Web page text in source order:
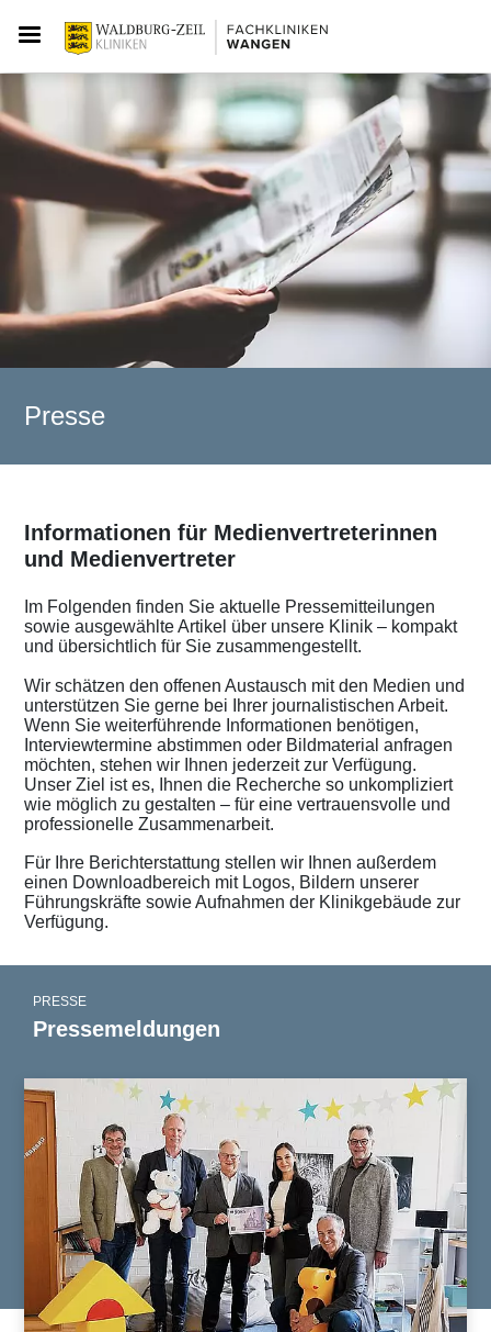
Presse
Informationen für Medienvertreterinnen
und Medienvertreter
Im Folgenden finden Sie aktuelle Pressemitteilungen
sowie ausgewählte Artikel über unsere Klinik – kompakt
und übersichtlich für Sie zusammengestellt.
Wir schätzen den offenen Austausch mit den Medien und
unterstützen Sie gerne bei Ihrer journalistischen Arbeit.
Wenn Sie weiterführende Informationen benötigen,
Interviewtermine abstimmen oder Bildmaterial anfragen
möchten, stehen wir Ihnen jederzeit zur Verfügung.
Unser Ziel ist es, Ihnen die Recherche so unkompliziert
wie möglich zu gestalten – für eine vertrauensvolle und
professionelle Zusammenarbeit.
Für Ihre Berichterstattung stellen wir Ihnen außerdem
einen Downloadbereich mit Logos, Bildern unserer
Führungskräfte sowie Aufnahmen der Klinikgebäude zur
Verfügung.
PRESSE
Pressemeldungen